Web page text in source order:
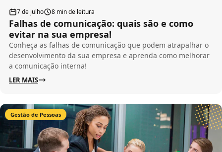
7 de julho 8 min de leitura
Falhas de comunicação: quais são e como
evitar na sua empresa!
Conheça as falhas de comunicação que podem atrapalhar o
desenvolvimento da sua empresa e aprenda como melhorar
a comunicação interna!
LER MAIS
Gestão de Pessoas